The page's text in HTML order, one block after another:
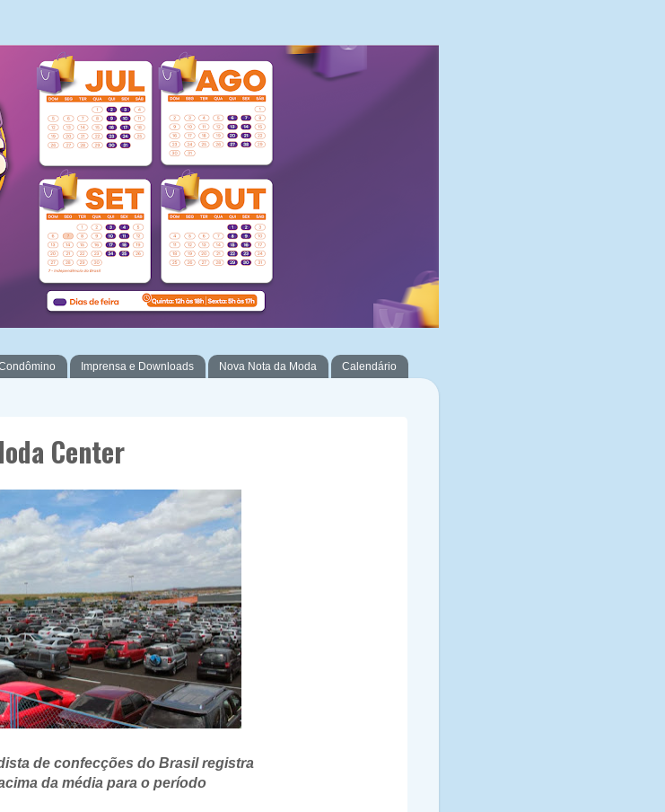
Imprensa e Downloads Nova Nota da Moda Calendário
Center
de confecções do Brasil registra
da média para o período